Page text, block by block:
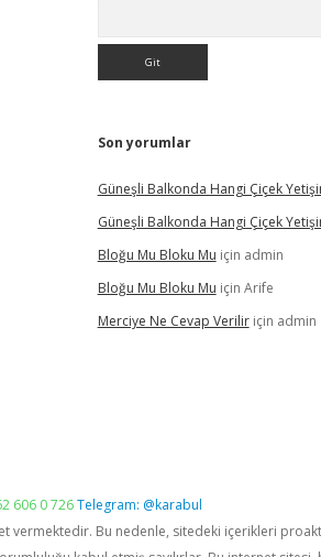
Son yorumlar
Güneşli Balkonda Hangi Çiçek
Güneşli Balkonda Hangi Çiçek
Bloğu Mu Bloku Mu için admin
Bloğu Mu Bloku Mu için Arife
Merciye Ne Cevap Veriliriçin admin
606 0 726Telegram: @karabul
vermektedir. Bu nedenle, sitedeki içerikleri